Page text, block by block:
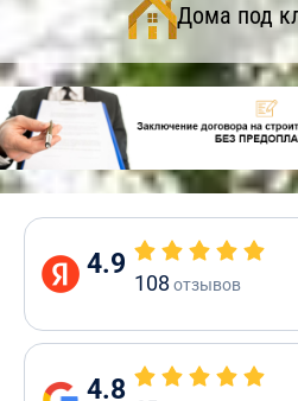
Дома под
4.9
108 отзывов
4.8